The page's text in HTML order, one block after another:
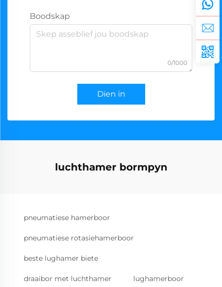
Boodskap
0/1000
Dien in
luchthamer bormpyn
pneumatiese hamerboor
pneumatiese rotasiehamerboor
beste lughamer biete
draaibor met luchthamer lughamerboor